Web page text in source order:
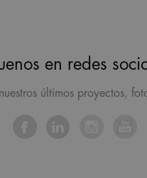
en redes
últimos proyectos,